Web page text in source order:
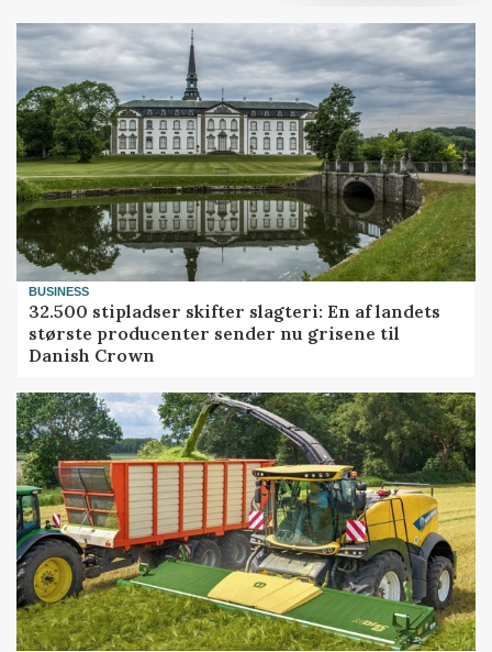
BUSINESS
32.500 stipladser skifter slagteri: En af landets
største producenter sender nu grisene til
Danish Crown